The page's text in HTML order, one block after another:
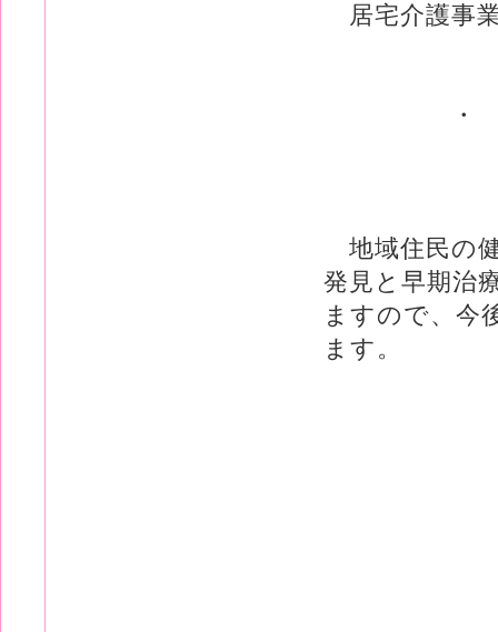
居宅介護事
・ あさ
地域住民の
発見と早期治
ますので、今
ます。